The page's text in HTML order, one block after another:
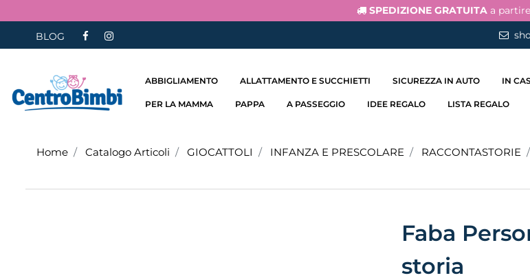
SPEDIZIONE GRATUITA a
BLOG
ABBIGLIAMENTO ALLATTAMENTO E SUCCHIETTI SICUREZZA IN AUTO IN
PER LA MAMMA PAPPA A PASSEGGIO IDEE REGALO LISTA REGALO
Home Catalogo Articoli GIOCATTOLI INFANZA E PRESCOLARE RACCONTASTORIE
Faba
storia